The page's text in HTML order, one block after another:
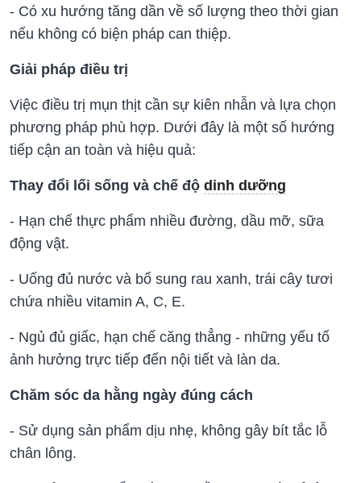
- Có xu hướng tăng dần về số lượng theo thời gian
nếu không có biện pháp can thiệp.
Giải pháp điều trị
Việc điều trị mụn thịt cần sự kiên nhẫn và lựa chọn
phương pháp phù hợp. Dưới đây là một số hướng
tiếp cận an toàn và hiệu quả:
Thay đổi lối sống và chế độ dinh dưỡng
- Hạn chế thực phẩm nhiều đường, dầu mỡ, sữa
động vật.
- Uống đủ nước và bổ sung rau xanh, trái cây tươi
chứa nhiều vitamin A, C, E.
- Ngủ đủ giấc, hạn chế căng thẳng - những yếu tố
ảnh hưởng trực tiếp đến nội tiết và làn da.
Chăm sóc da hằng ngày đúng cách
- Sử dụng sản phẩm dịu nhẹ, không gây bít tắc lỗ
chân lông.